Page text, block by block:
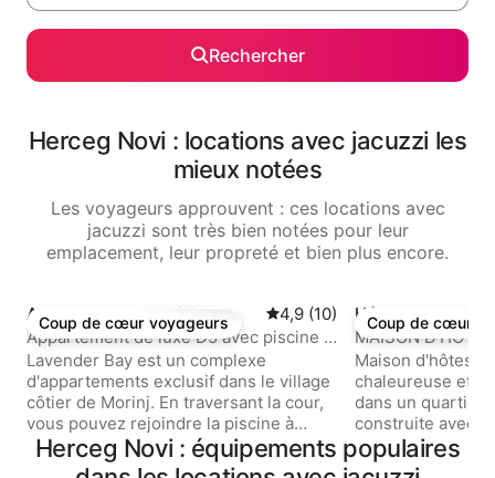
Rechercher
Herceg Novi : locations avec jacuzzi les
mieux notées
Les voyageurs approuvent : ces locations avec
jacuzzi sont très bien notées pour leur
emplacement, leur propreté et bien plus encore.
Coup de cœur voyageurs
Coup de cœur voyageurs
Appartement ⋅ Morinj Évaluation moyenne sur la
4,9 (10)
Appartement de luxe D5 avec piscine à
Kotor-Bay par Crivellaro
Lavender Bay est un complexe
d'appartements exclusif dans le village
côtier de Morinj. En traversant la cour,
vous pouvez rejoindre la piscine à
débordement avec une vue imprenable
sur la baie de Kotor. Visitez le SPA (bain
Coup de cœur
Coup de cœur
Hébergement ⋅
vi
MAISON
Maison d'hôtes
chaleureuse et
dans un quartier
construite avec
et prête à vous
famille, et à
Herceg Novi : équipements populaires